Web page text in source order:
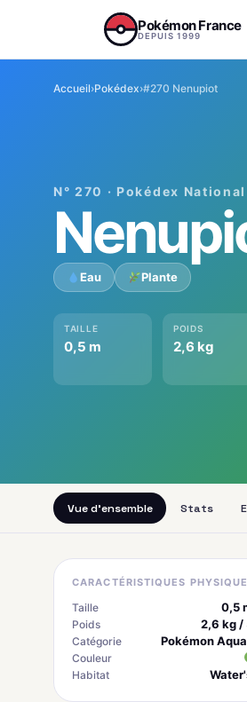
Pokémon France
DEPUIS 1999
Accueil›Pokédex›#270 Nenupiot
N° 270 · Pokédex National
Eau Plante
TAILLE
0,5 m
POIDS
2,6 kg
Vue d'ensemble Stats
CARACTÉRISTIQUES
Taille 0,5
Poids 2,6 kg /
Catégorie Pokémon
Couleur
Habitat